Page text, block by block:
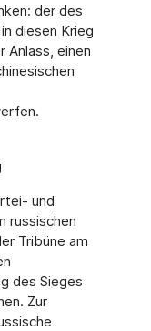
der des
diesen Krieg
Anlass, einen
und
russischen
Tribüne am
des Sieges
Zur